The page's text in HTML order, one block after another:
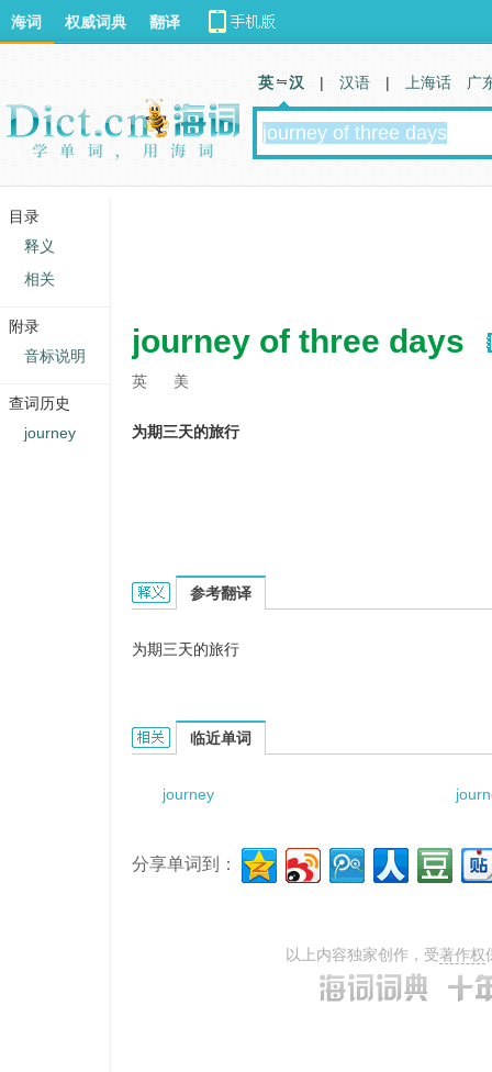
journey of three days
英 美
为期三天的旅行
journey of three days的英文翻译是什么意思，词
参考翻译
为期三天的旅行
journey of three days的相关资料：
临近单词
journey
分享单词到：
以上内容独家创作，受著作权
海词 权威词典 翻译
英 汉 | 汉语 | 上海话 广
目录
释义
相关
附录
音标说明
查词历史
journey